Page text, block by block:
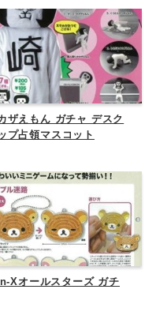
ザえもん ガチャ デスク
プ占領マスコット
Xオールスターズ ガチ